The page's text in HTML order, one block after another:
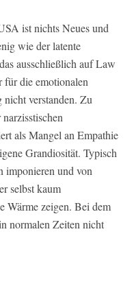
ist nichts Neues und
wie der latente
ausschließlich auf Law
für die emotionalen
verstanden. Zu
als Mangel an Empathie
Grandiosität. Typisch
imponieren und von
selbst kaum
Wärme zeigen. Bei dem
normalen Zeiten nicht